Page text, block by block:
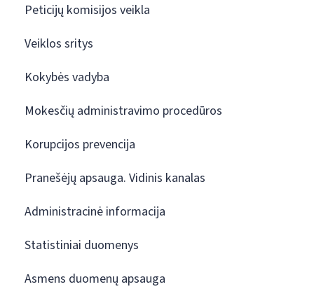
Peticijų komisijos veikla
Veiklos sritys
Kokybės vadyba
Mokesčių administravimo procedūros
Korupcijos prevencija
Pranešėjų apsauga. Vidinis kanalas
Administracinė informacija
Statistiniai duomenys
Asmens duomenų apsauga